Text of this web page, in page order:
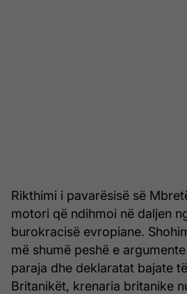
Rikthimi i pavarësisë së
motori që ndihmoi në daljen
burokracisë evropiane.
më shumë peshë e
paraja dhe deklaratat bajate
Britanikët, krenaria britanike